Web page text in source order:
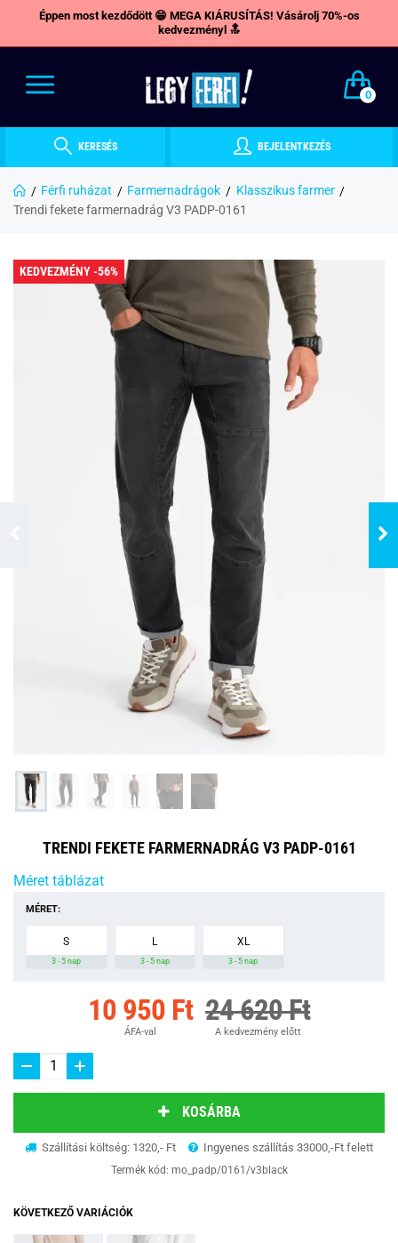
Éppen most kezdődött 😁 MEGA KIÁRUSÍTÁS! Vásárolj 70%-os
kedvezményl 🔝
0
KERESÉS BEJELENTKEZÉS
Férfi ruházat Farmernadrágok
Klasszikus farmer
Trendi fekete farmernadrág V3 PADP-0161
KEDVEZMÉNY -56%
TRENDI FEKETE FARMERNADRÁG V3 PADP-0161
Méret táblázat
MÉRET:
S
3 - 5 nap
L
3 - 5 nap
XL
3 - 5 nap
10 950 Ft
ÁFA-val
24 620 Ft
A kedvezmény előtt
KOSÁRBA
Szállítási költség: 1320,- Ft Ingyenes szállítás 33000,-Ft felett
Termék kód: mo_padp/0161/v3black
KÖVETKEZŐ VARIÁCIÓK